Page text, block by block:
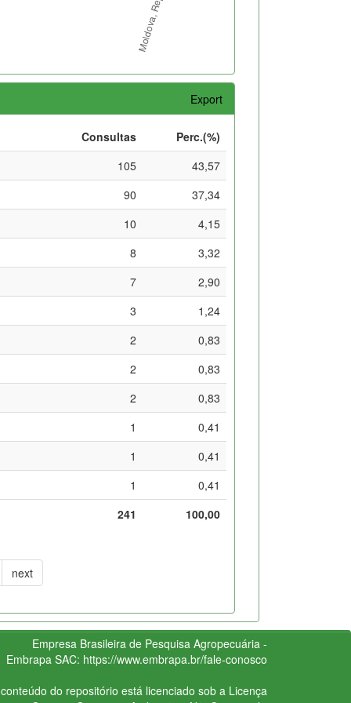
Export
Consultas
Perc.(%)
105
43,57
90
37,34
10
4,15
8
3,32
7
2,90
3
1,24
2
0,83
2
0,83
2
0,83
1
0,41
1
0,41
1
0,41
241
100,00
next
Empresa Brasileira de Pesquisa Agropecuária -
Embrapa SAC: https://www.embrapa.br/fale-conosco
do repositório está licenciado sob a Licença